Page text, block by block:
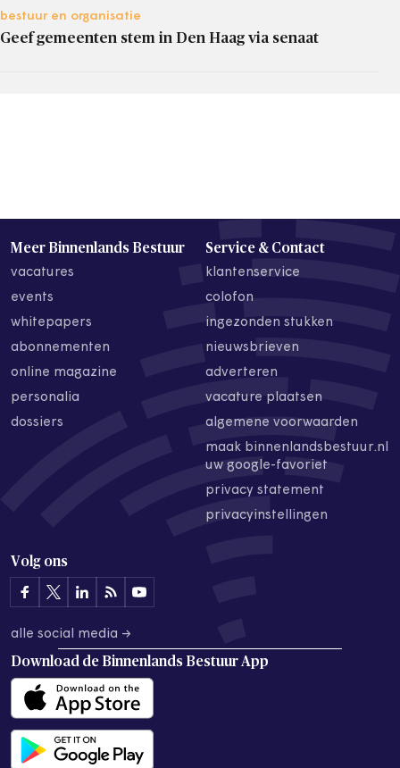
bestuur en organisatie
Geef gemeenten stem in Den Haag via senaat
Meer Binnenlands Bestuur
vacatures
events
whitepapers
abonnementen
online magazine
personalia
dossiers
Service & Contact
klantenservice
colofon
ingezonden stukken
nieuwsbrieven
adverteren
vacature plaatsen
algemene voorwaarden
maak binnenlandsbestuur.nl
uw google-favoriet
privacy statement
privacyinstellingen
Volg ons
alle social media →
Download de Binnenlands Bestuur App